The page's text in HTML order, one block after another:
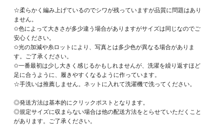
☆柔らかく編み上げているのでシワが残っていますが品質に問題はあり
ません。
✩色によって大きさが多少違う場合がありますがサイズは同じなのでご
安心ください。
✩光の加減や糸ロットにより、写真とは多少色が異なる場合がありま
す。ご了承ください。
✩一番最初は少し大きく感じるかもしれませんが、洗濯を繰り返すほど
足に合うように、履きやすくなるように作っています。
☆手洗いは推薦しません。ネットに入れて洗濯機で洗ってください。
◎発送方法は基本的にクリックポストとなります。
◎規定サイズに収まらない場合は他の配送方法をとらせていただくこと
があります。ご了承ください。